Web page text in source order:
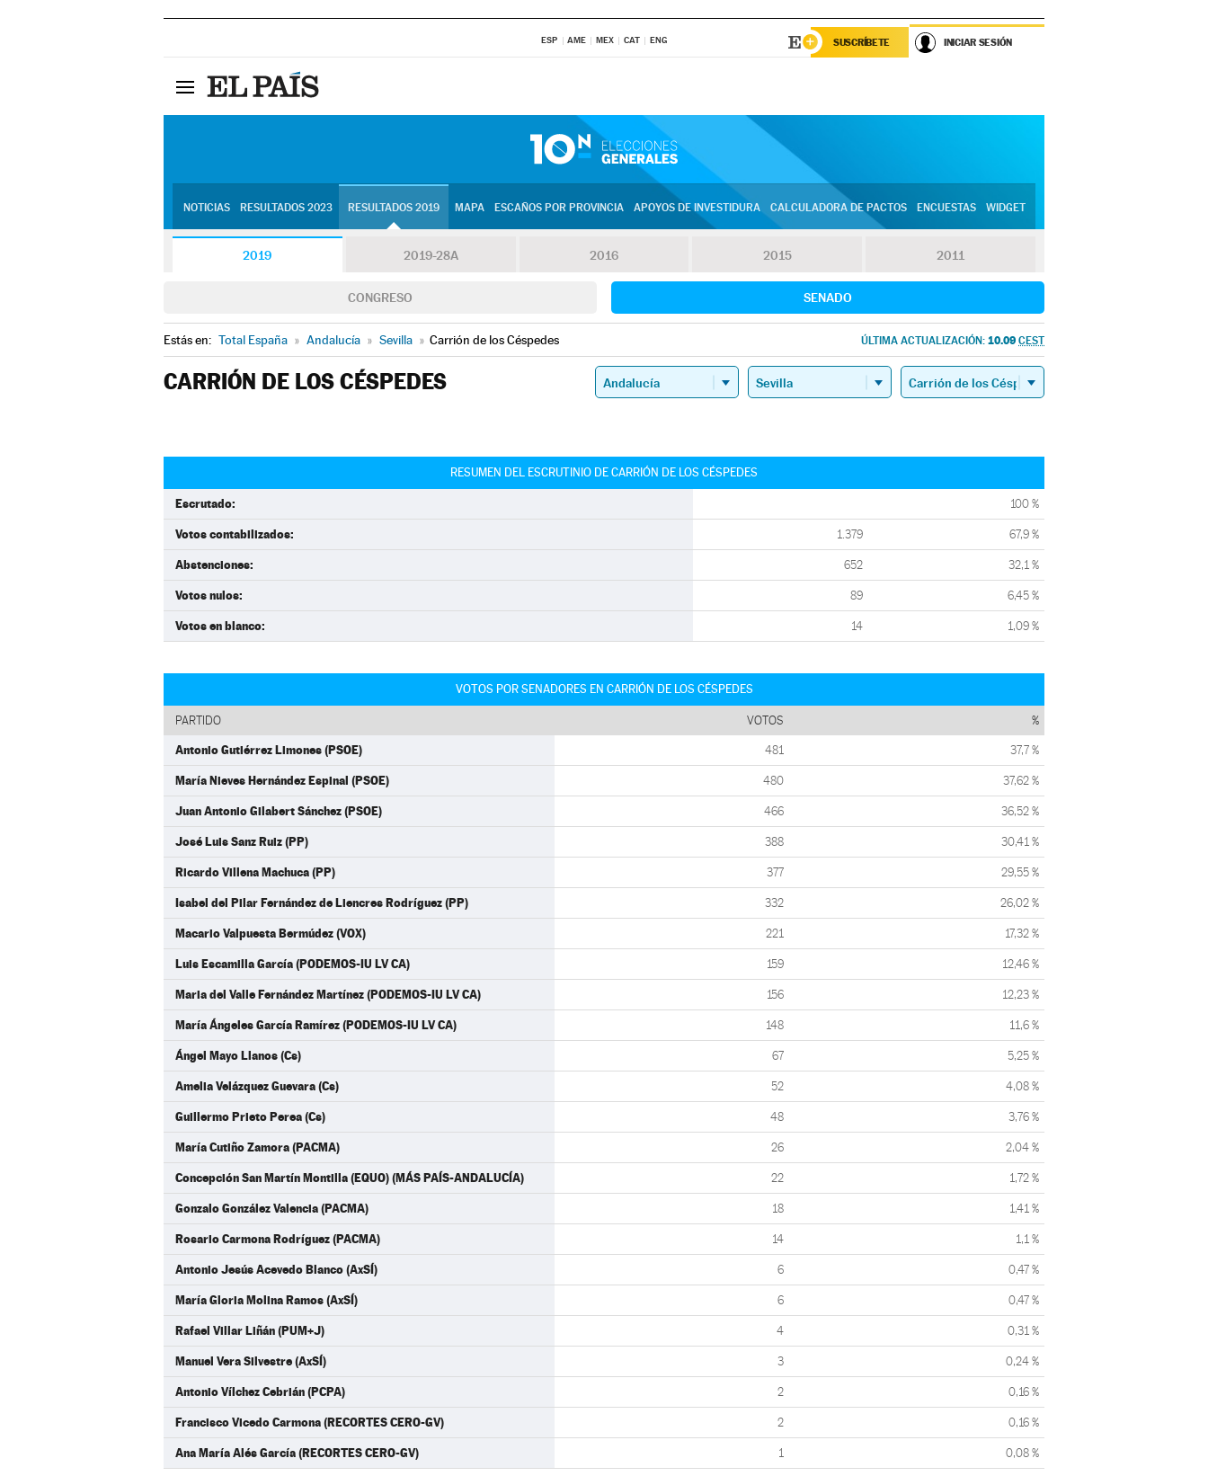
ESP AME MEX CAT ENG SUSCRÍBETE INICIAR SESIÓN
NOTICIAS RESULTADOS 2023 RESULTADOS 2019 MAPA ESCAÑOS POR PROVINCIA APOYOS DE INVESTIDURA CALCULADORA DE PACTOS ENCUESTAS WIDGET
2019 2019-28A 2016 2015 2011
CONGRESO SENADO
Estás en: Total España » Andalucía » Sevilla » Carrión de los Céspedes ÚLTIMA ACTUALIZACIÓN: 10.09 CEST
CARRIÓN DE LOS CÉSPEDES
RESUMEN DEL ESCRUTINIO DE CARRIÓN DE LOS CÉSPEDES
Escrutado: 100 %
Votos contabilizados: 1.379 67,9 %
Abstenciones: 652 32,1 %
Votos nulos: 89 6,45 %
Votos en blanco: 14 1,09 %
VOTOS POR SENADORES EN CARRIÓN DE LOS CÉSPEDES
PARTIDO VOTOS %
Antonio Gutiérrez Limones (PSOE) 481 37,7 %
María Nieves Hernández Espinal (PSOE) 480 37,62 %
Juan Antonio Gilabert Sánchez (PSOE) 466 36,52 %
José Luis Sanz Ruiz (PP) 388 30,41 %
Ricardo Villena Machuca (PP) 377 29,55 %
Isabel del Pilar Fernández de Liencres Rodríguez (PP) 332 26,02 %
Macario Valpuesta Bermúdez (VOX) 221 17,32 %
Luis Escamilla García (PODEMOS-IU LV CA) 159 12,46 %
Maria del Valle Fernández Martínez (PODEMOS-IU LV CA) 156 12,23 %
María Ángeles García Ramírez (PODEMOS-IU LV CA) 148 11,6 %
Ángel Mayo Llanos (Cs) 67 5,25 %
Amelia Velázquez Guevara (Cs) 52 4,08 %
Guillermo Prieto Perea (Cs) 48 3,76 %
María Cutiño Zamora (PACMA) 26 2,04 %
Concepción San Martín Montilla (EQUO) (MÁS PAÍS-ANDALUCÍA) 22 1,72 %
Gonzalo González Valencia (PACMA) 18 1,41 %
Rosario Carmona Rodríguez (PACMA) 14 1,1 %
Antonio Jesús Acevedo Blanco (AxSÍ) 6 0,47 %
María Gloria Molina Ramos (AxSÍ) 6 0,47 %
Rafael Villar Liñán (PUM+J) 4 0,31 %
Manuel Vera Silvestre (AxSÍ) 3 0,24 %
Antonio Vílchez Cebrián (PCPA) 2 0,16 %
Francisco Vicedo Carmona (RECORTES CERO-GV) 2 0,16 %
Ana María Alés García (RECORTES CERO-GV) 1 0,08 %